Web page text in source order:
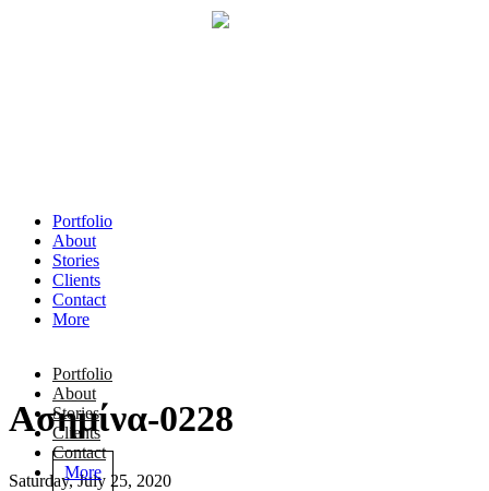
Portfolio
About
Stories
Clients
Contact
More
Portfolio
About
Stories
Clients
Contact
More
Ασημίνα-0228
Saturday, July 25, 2020